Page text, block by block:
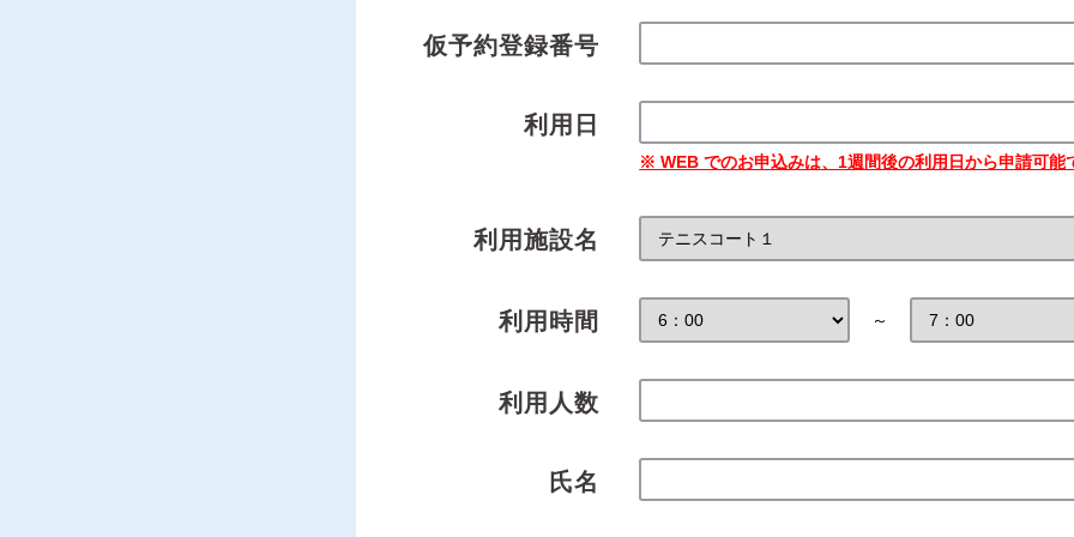
仮予約登録番号
利用日
※ WEB でのお申込みは、1週間後の利用日から申請可能
利用施設名
利用時間 ～
利用人数
氏名